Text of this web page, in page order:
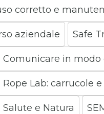
corretto e
aziendale Safe
Comunicare in
Rope Lab: carrucole
Salute e Natura